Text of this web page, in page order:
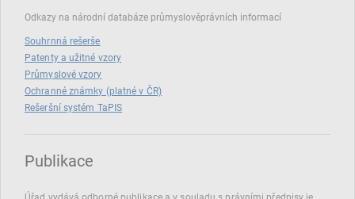
Odkazy na národní databáze průmyslověprávních informací
Souhrnná rešerše
Patenty a užitné vzory
Průmyslové vzory
Ochranné známky (platné v ČR)
Rešeršní systém TaPIS
Publikace